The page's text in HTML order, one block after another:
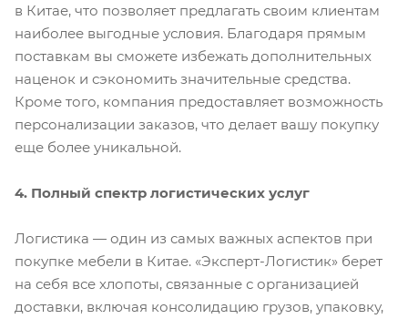
в Китае, что позволяет предлагать своим клиентам
наиболее выгодные условия. Благодаря прямым
поставкам вы сможете избежать дополнительных
наценок и сэкономить значительные средства.
Кроме того, компания предоставляет возможность
персонализации заказов, что делает вашу покупку
еще более уникальной.
4. Полный спектр логистических услуг
Логистика — один из самых важных аспектов при
покупке мебели в Китае. «Эксперт-Логистик» берет
на себя все хлопоты, связанные с организацией
доставки, включая консолидацию грузов, упаковку,